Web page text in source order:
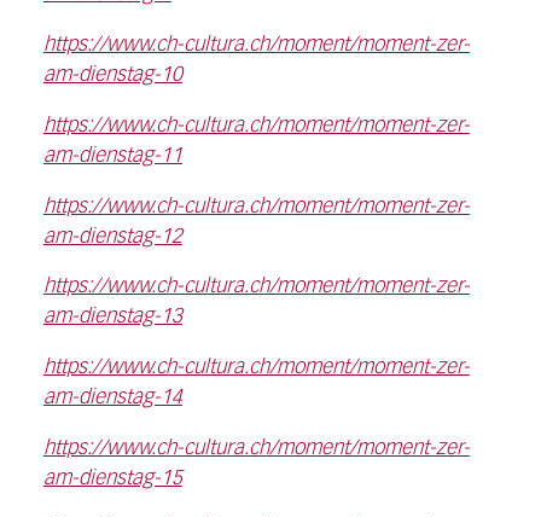
https://www.ch-cultura.ch/moment/moment-zer-
am-dienstag-10
https://www.ch-cultura.ch/moment/moment-zer-
am-dienstag-11
https://www.ch-cultura.ch/moment/moment-zer-
am-dienstag-12
https://www.ch-cultura.ch/moment/moment-zer-
am-dienstag-13
https://www.ch-cultura.ch/moment/moment-zer-
am-dienstag-14
https://www.ch-cultura.ch/moment/moment-zer-
am-dienstag-15